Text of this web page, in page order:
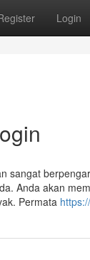
Login
sangat
Anda akan
Permata